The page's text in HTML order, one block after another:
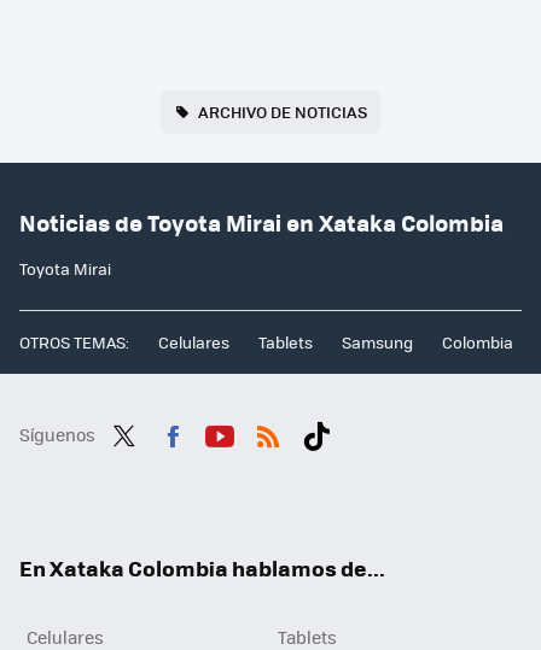
ARCHIVO DE NOTICIAS
Noticias de Toyota Mirai en Xataka Colombia
Toyota Mirai
OTROS TEMAS: Celulares Tablets Samsung Colombia
Síguenos
En Xataka Colombia hablamos de...
Celulares
Tablets